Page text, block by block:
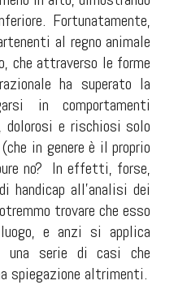
Fortunatamente,
al regno animale
che attraverso le forme
ha superato la
in comportamenti
e rischiosi solo
in genere è il proprio
no? In effetti, forse,
handicap all'analisi dei
trovare che esso
e anzi si applica
una serie di casi che
spiegazione altrimenti.